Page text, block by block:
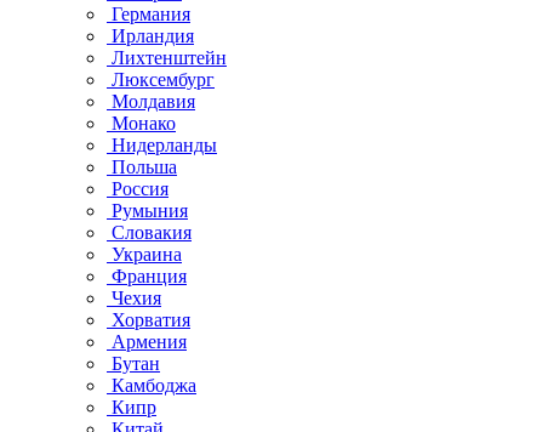
Германия
Ирландия
Лихтенштейн
Люксембург
Молдавия
Монако
Нидерланды
Польша
Россия
Румыния
Словакия
Украина
Франция
Чехия
Хорватия
Армения
Бутан
Камбоджа
Кипр